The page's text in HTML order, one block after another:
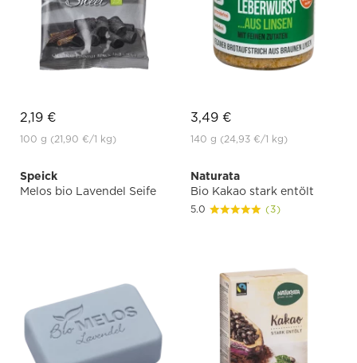
2,19 €
100 g (21,90 €/1 kg)
3,49 €
140 g (24,93 €/1 kg)
Speick
Melos bio Lavendel Seife
Naturata
Bio Kakao stark entölt
5.0 (3)